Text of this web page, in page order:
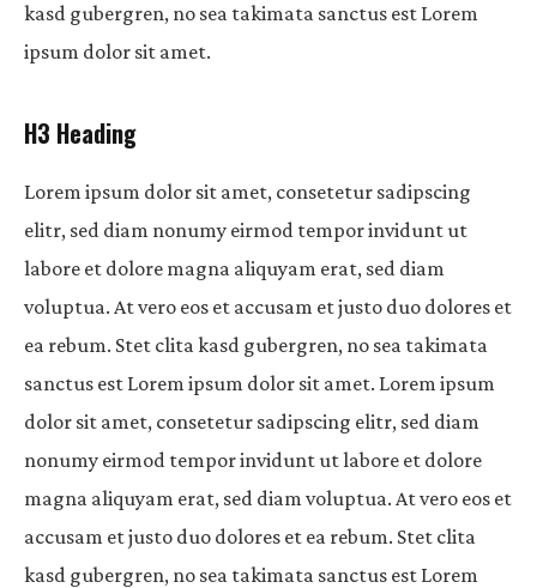
kasd gubergren, no sea takimata sanctus est Lorem
ipsum dolor sit amet.
H3 Heading
Lorem ipsum dolor sit amet, consetetur sadipscing
elitr, sed diam nonumy eirmod tempor invidunt ut
labore et dolore magna aliquyam erat, sed diam
voluptua. At vero eos et accusam et justo duo dolores et
ea rebum. Stet clita kasd gubergren, no sea takimata
sanctus est Lorem ipsum dolor sit amet. Lorem ipsum
dolor sit amet, consetetur sadipscing elitr, sed diam
nonumy eirmod tempor invidunt ut labore et dolore
magna aliquyam erat, sed diam voluptua. At vero eos et
accusam et justo duo dolores et ea rebum. Stet clita
kasd gubergren, no sea takimata sanctus est Lorem